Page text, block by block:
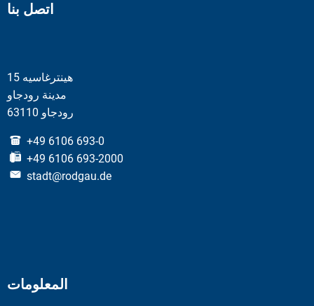
اتصل بنا
هينترغاسيه 15
مدينة رودجاو
63110 رودجاو
+49 6106 693-0
+49 6106 693-2000
stadt@rodgau.de
المعلومات